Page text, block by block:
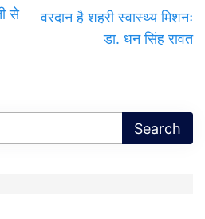
से
वरदान है शहरी स्वास्थ्य मिशनः
डा. धन सिंह रावत